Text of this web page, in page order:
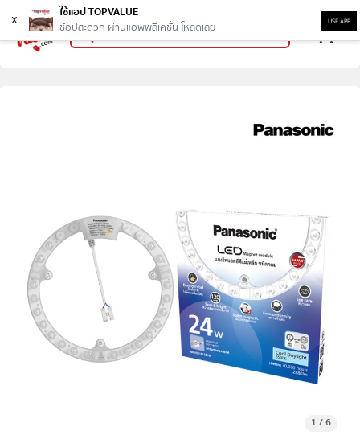
x
ใช้แอป TOPVALUE
ช้อปสะดวก ผ่านแอพพลิเคชั่น โหลดเลย
USE APP
1 /6